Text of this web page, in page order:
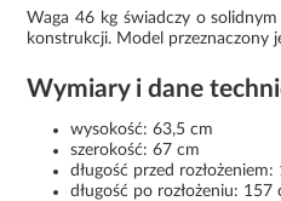
Waga 46 kg świadczy o
konstrukcji. Model przeznaczony
Wymiary i dane
wysokość: 63,5 cm
szerokość: 67 cm
długość przed rozłożeniem:
długość po rozłożeniu: 157